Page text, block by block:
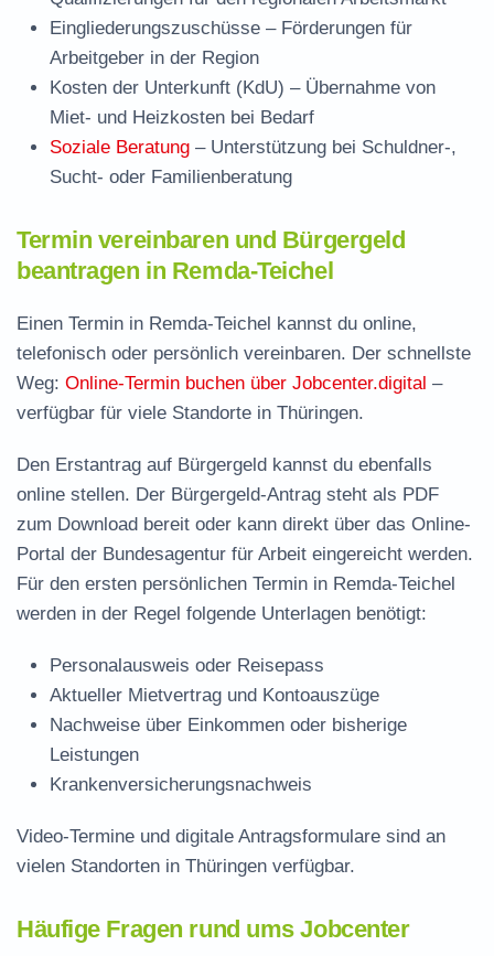
Eingliederungszuschüsse – Förderungen für
Arbeitgeber in der Region
Kosten der Unterkunft (KdU) – Übernahme von
Miet- und Heizkosten bei Bedarf
Soziale Beratung – Unterstützung bei Schuldner-,
Sucht- oder Familienberatung
Termin vereinbaren und Bürgergeld
beantragen in Remda-Teichel
Einen Termin in Remda-Teichel kannst du online,
telefonisch oder persönlich vereinbaren. Der schnellste
Weg: Online-Termin buchen über Jobcenter.digital –
verfügbar für viele Standorte in Thüringen.
Den Erstantrag auf Bürgergeld kannst du ebenfalls
online stellen. Der Bürgergeld-Antrag steht als PDF
zum Download bereit oder kann direkt über das Online-
Portal der Bundesagentur für Arbeit eingereicht werden.
Für den ersten persönlichen Termin in Remda-Teichel
werden in der Regel folgende Unterlagen benötigt:
Personalausweis oder Reisepass
Aktueller Mietvertrag und Kontoauszüge
Nachweise über Einkommen oder bisherige
Leistungen
Krankenversicherungsnachweis
Video-Termine und digitale Antragsformulare sind an
vielen Standorten in Thüringen verfügbar.
Häufige Fragen rund ums Jobcenter